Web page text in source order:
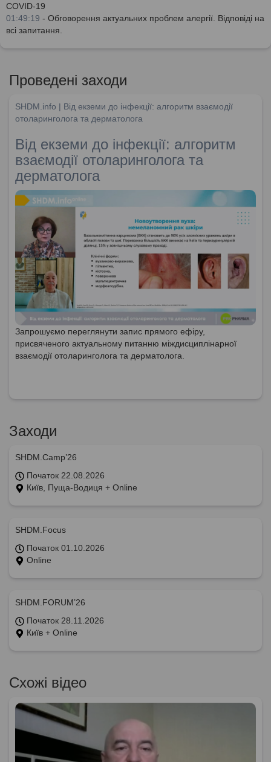
COVID-19
01:49:19 - Обговорення актуальних проблем алергії. Відповіді на
всі запитання.
Проведені заходи
SHDM.info | Від екземи до інфекції: алгоритм взаємодії
отоларинголога та дерматолога
Від екземи до інфекції: алгоритм
взаємодії отоларинголога та
дерматолога
Запрошуємо переглянути запис прямого ефіру,
присвяченого актуальному питанню міждисциплінарної
взаємодії отоларинголога та дерматолога.
Заходи
SHDM.Camp’26
Початок 22.08.2026
Київ, Пуща-Водиця + Online
SHDM.Focus
Початок 01.10.2026
Online
SHDM.FORUM’26
Початок 28.11.2026
Київ + Online
Схожі відео